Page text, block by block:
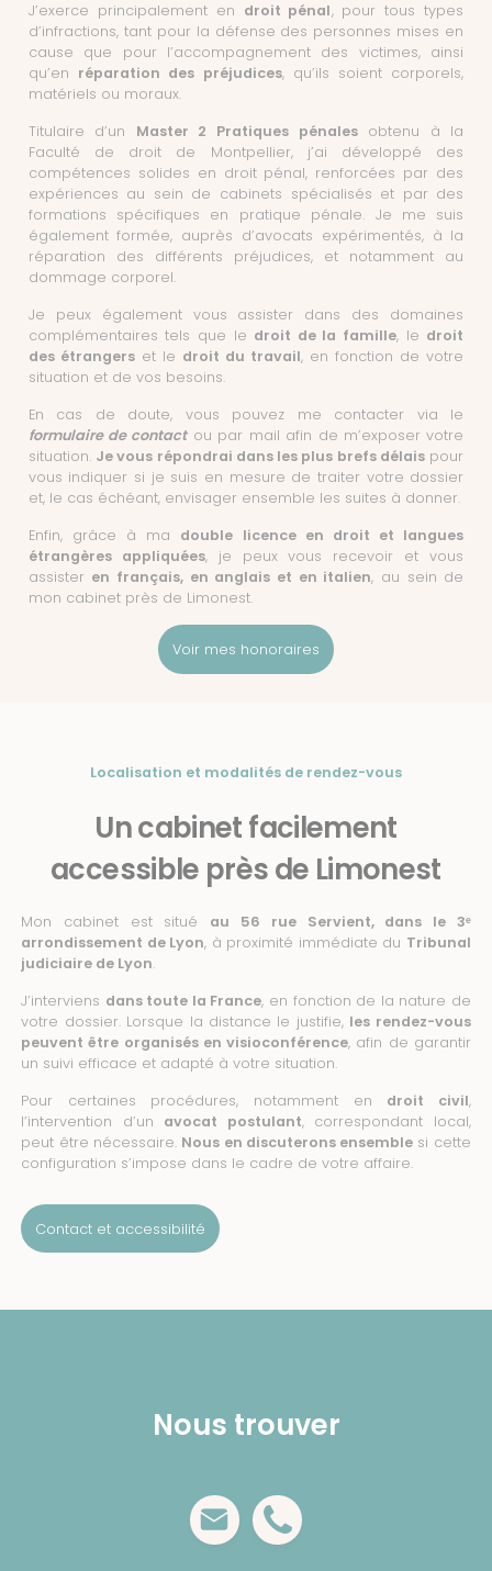
J’exerce principalement en droit pénal, pour tous types
d’infractions, tant pour la défense des personnes mises en
cause que pour l’accompagnement des victimes, ainsi
qu’en réparation des préjudices, qu’ils soient corporels,
matériels ou moraux.
Titulaire d’un Master 2 Pratiques pénalesobtenu à la
Faculté de droit de Montpellier, j’ai développé des
compétences solides en droit pénal, renforcées par des
expériences au sein de cabinets spécialisés et par des
formations spécifiques en pratique pénale. Je me suis
également formée, auprès d’avocats expérimentés, à la
réparation des différents préjudices, et notamment au
dommage corporel.
Je peux également vous assister dans des domaines
complémentaires tels que le droit de la famille, le droit
des étrangerset le droit du travail, en fonction de votre
situation et de vos besoins.
En cas de doute, vous pouvez me contacter via le
formulaire de contactou par mail afin de m’exposer votre
situation. Je vous répondrai dans les plus brefs délais pour
vous indiquer si je suis en mesure de traiter votre dossier
et, le cas échéant, envisager ensemble les suites à donner.
Enfin, grâce à ma double licence en droit et langues
étrangères appliquées, je peux vous recevoir et vous
assister en français, en anglais et en italien, au sein de
mon cabinet près de Limonest.
Voir mes honoraires
Localisation et modalités de rendez-vous
Un cabinet facilement
accessible près de Limonest
Mon cabinet est situé au 56 rue Servient, dans le 3ᵉ
arrondissement de Lyon, à proximité immédiate du Tribunal
judiciaire de Lyon.
J’interviens dans toute la France, en fonction de la nature de
votre dossier. Lorsque la distance le justifie, les rendez-vous
peuvent être organisés en visioconférence, afin de garantir
un suivi efficace et adapté à votre situation.
Pour certaines procédures, notamment en droit civil,
l’intervention d’un avocat postulant, correspondant local,
peut être nécessaire. Nous en discuterons ensemble si cette
configuration s’impose dans le cadre de votre affaire.
Contact et accessibilité
Nous trouver